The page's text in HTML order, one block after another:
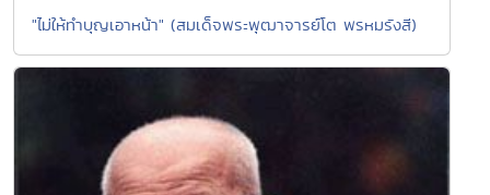
"ไม่ให้ทำบุญเอาหน้า" (สมเด็จพระพุฒาจารย์โต พรหมรังสี)